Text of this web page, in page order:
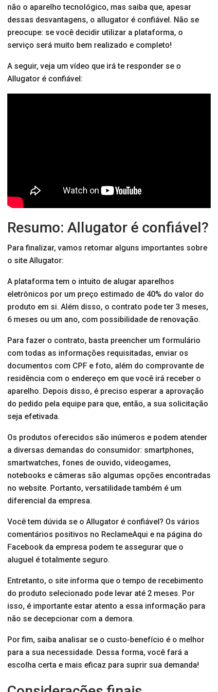
não o aparelho tecnológico, mas saiba que, apesar
dessas desvantagens, o allugator é confiável. Não se
preocupe: se você decidir utilizar a plataforma, o
serviço será muito bem realizado e completo!
A seguir, veja um vídeo que irá te responder se o
Allugator é confiável:
Resumo: Allugator é confiável?
Para finalizar, vamos retomar alguns importantes sobre
o site Allugator:
A plataforma tem o intuito de alugar aparelhos
eletrônicos por um preço estimado de 40% do valor do
produto em si. Além disso, o contrato pode ter 3 meses,
6 meses ou um ano, com possibilidade de renovação.
Para fazer o contrato, basta preencher um formulário
com todas as informações requisitadas, enviar os
documentos com CPF e foto, além do comprovante de
residência com o endereço em que você irá receber o
aparelho. Depois disso, é preciso esperar a aprovação
do pedido pela equipe para que, então, a sua solicitação
seja efetivada.
Os produtos oferecidos são inúmeros e podem atender
a diversas demandas do consumidor: smartphones,
smartwatches, fones de ouvido, videogames,
notebooks e câmeras são algumas opções encontradas
no website. Portanto, versatilidade também é um
diferencial da empresa.
Você tem dúvida se o Allugator é confiável? Os vários
comentários positivos no ReclameAqui e na página do
Facebook da empresa podem te assegurar que o
aluguel é totalmente seguro.
Entretanto, o site informa que o tempo de recebimento
do produto selecionado pode levar até 2 meses. Por
isso, é importante estar atento a essa informação para
não se decepcionar com a demora.
Por fim, saiba analisar se o custo-benefício é o melhor
para a sua necessidade. Dessa forma, você fará a
escolha certa e mais eficaz para suprir sua demanda!